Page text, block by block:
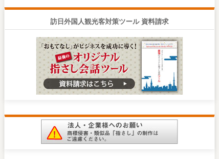
訪日外国人観光客対策ツール 資料請求